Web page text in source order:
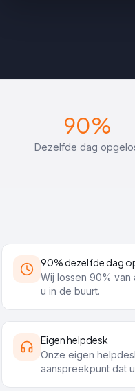
90%
Dezelfde dag
90% dezelfde dag
Wij lossen 90%
u in de buurt.
Eigen helpdesk
Onze eigen
aanspreekpunt dat